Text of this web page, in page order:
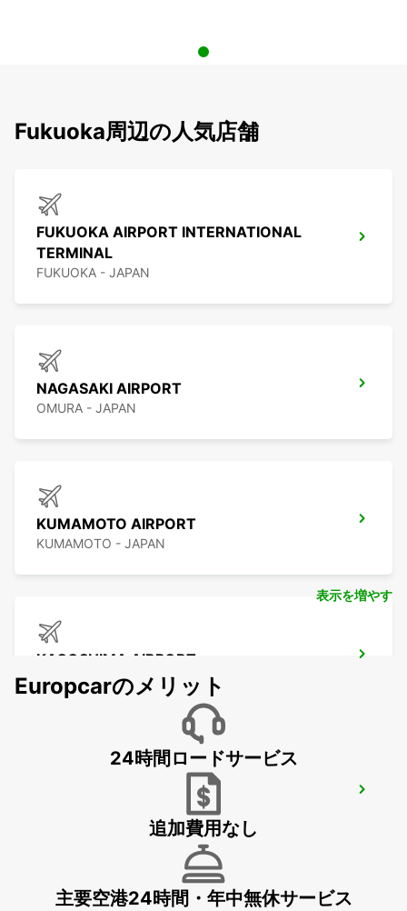
Fukuoka周辺の人気店舗
FUKUOKA AIRPORT INTERNATIONAL
TERMINAL
FUKUOKA - JAPAN
NAGASAKI AIRPORT
OMURA - JAPAN
KUMAMOTO AIRPORT
KUMAMOTO - JAPAN
KAGOSHIMA AIRPORT
KIRISHIMA - JAPAN
YEOSU EXPO STATION
YEOSU - KOREA(SOUTH)
表示を増やす
Europcarのメリット
24時間ロードサービス
追加費用なし
主要空港24時間・年中無休サービス